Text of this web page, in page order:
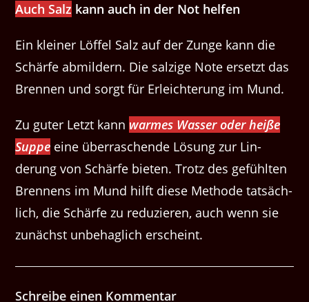
Auch Salz kann auch in der Not helfen
Ein klein­er Löf­fel Salz auf der Zunge kann die
Schärfe abmildern. Die salzige Note erset­zt das
Bren­nen und sorgt für Erle­ichterung im Mund.
Zu guter Let­zt kann warmes Wass­er oder heiße
Suppe eine über­raschende Lösung zur Lin­
derung von Schärfe bieten. Trotz des gefühlten
Bren­nens im Mund hil­ft diese Meth­ode tat­säch­
lich, die Schärfe zu reduzieren, auch wenn sie
zunächst unbe­haglich erscheint.
Schreibe einen Kommentar